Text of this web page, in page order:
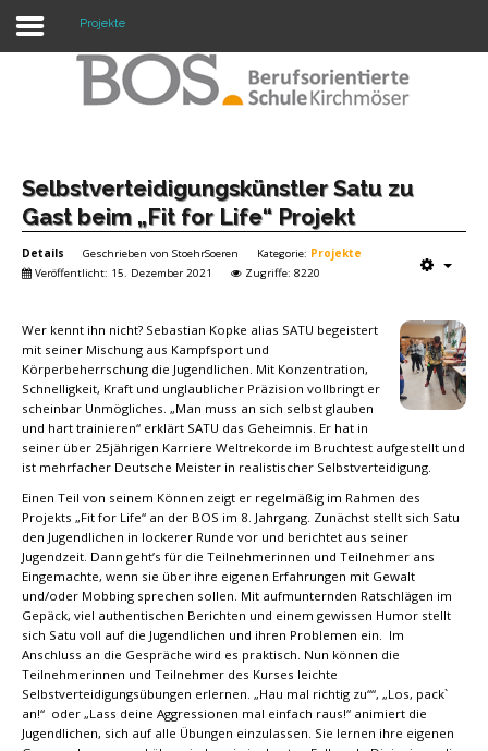
Warning: "continue" targeting switch is equivalent
Home
Profil
Unsere Schule
Termine
Mitwirkung
Kontakt
Projekte
Selbstverteidigungskünstler Satu zu
Gast beim „Fit for Life“ Projekt
Details Geschrieben von StoehrSoeren Kategorie: Projekte
Veröffentlicht: 15. Dezember 2021
Zugriffe: 8220
Wer kennt ihn nicht? Sebastian Kopke alias SATU begeistert
mit seiner Mischung aus Kampfsport und
Körperbeherrschung die Jugendlichen. Mit Konzentration,
Schnelligkeit, Kraft und unglaublicher Präzision vollbringt er
scheinbar Unmögliches. „Man muss an sich selbst glauben
und hart trainieren“ erklärt SATU das Geheimnis. Er hat in
seiner über 25jährigen Karriere Weltrekorde im Bruchtest aufgestellt und
ist mehrfacher Deutsche Meister in realistischer Selbstverteidigung.
Einen Teil von seinem Können zeigt er regelmäßig im Rahmen des
Projekts „Fit for Life“ an der BOS im 8. Jahrgang. Zunächst stellt sich Satu
den Jugendlichen in lockerer Runde vor und berichtet aus seiner
Jugendzeit. Dann geht’s für die Teilnehmerinnen und Teilnehmer ans
Eingemachte, wenn sie über ihre eigenen Erfahrungen mit Gewalt
und/oder Mobbing sprechen sollen. Mit aufmunternden Ratschlägen im
Gepäck, viel authentischen Berichten und einem gewissen Humor stellt
sich Satu voll auf die Jugendlichen und ihren Problemen ein. Im
Anschluss an die Gespräche wird es praktisch. Nun können die
Teilnehmerinnen und Teilnehmer des Kurses leichte
Selbstverteidigungsübungen erlernen. „Hau mal richtig zu““, „Los, pack`
an!“ oder „Lass deine Aggressionen mal einfach raus!“ animiert die
Jugendlichen, sich auf alle Übungen einzulassen. Sie lernen ihre eigenen